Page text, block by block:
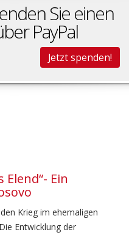
Sie einen
PayPal
Jetzt spenden!
Ein
Krieg im ehemaligen
Entwicklung der